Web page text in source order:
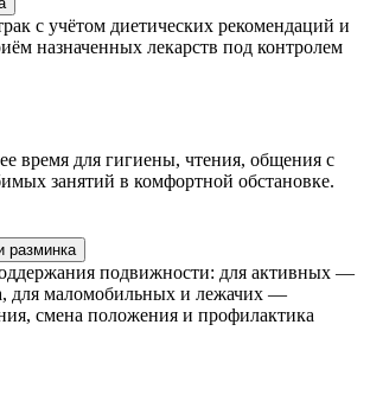
с учётом диетических рекомендаций и
назначенных лекарств под контролем
время для гигиены, чтения, общения с
занятий в комфортной обстановке.
разминка
подвижности: для активных —
для маломобильных и лежачих —
смена положения и профилактика